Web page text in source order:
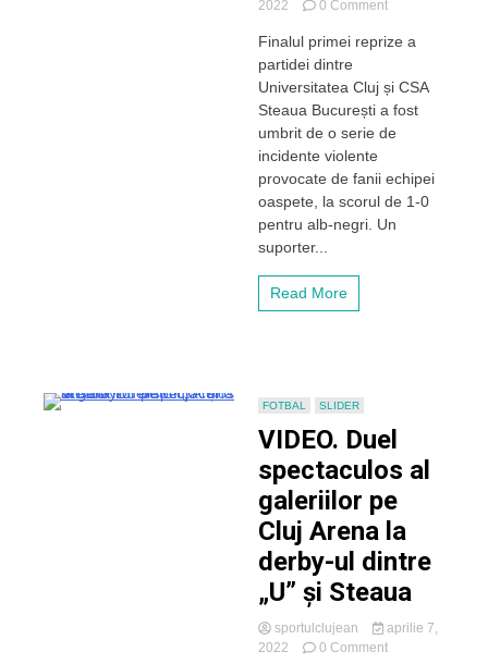
2022 0 Commenton
–
violente
provocate
ultrașii
la
meciul
cu
forță
jandarmilor
VIDEO
Finalul primei reprize a
partidei dintre
Universitatea Cluj și CSA
Steaua București a fost
umbrit de o serie de
incidente violente
provocate de fanii echipei
oaspete, la scorul de 1-0
pentru alb-negri. Un
suporter...
Read More
FOTBAL SLIDER
VIDEO. Duel
spectaculos al
galeriilor pe
Cluj Arena la
derby-ul dintre
„U” și Steaua
sportulclujean
aprilie 7,
2022
0 Commenton